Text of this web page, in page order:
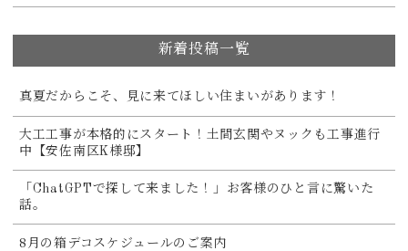
新着投稿一覧
真夏だからこそ、見に来てほしい住まいがあります！
大工工事が本格的にスタート！土間玄関やヌックも工事進行
中【安佐南区K様邸】
「ChatGPTで探して来ました！」お客様のひと言に驚いた
話。
8月の箱デコスケジュールのご案内